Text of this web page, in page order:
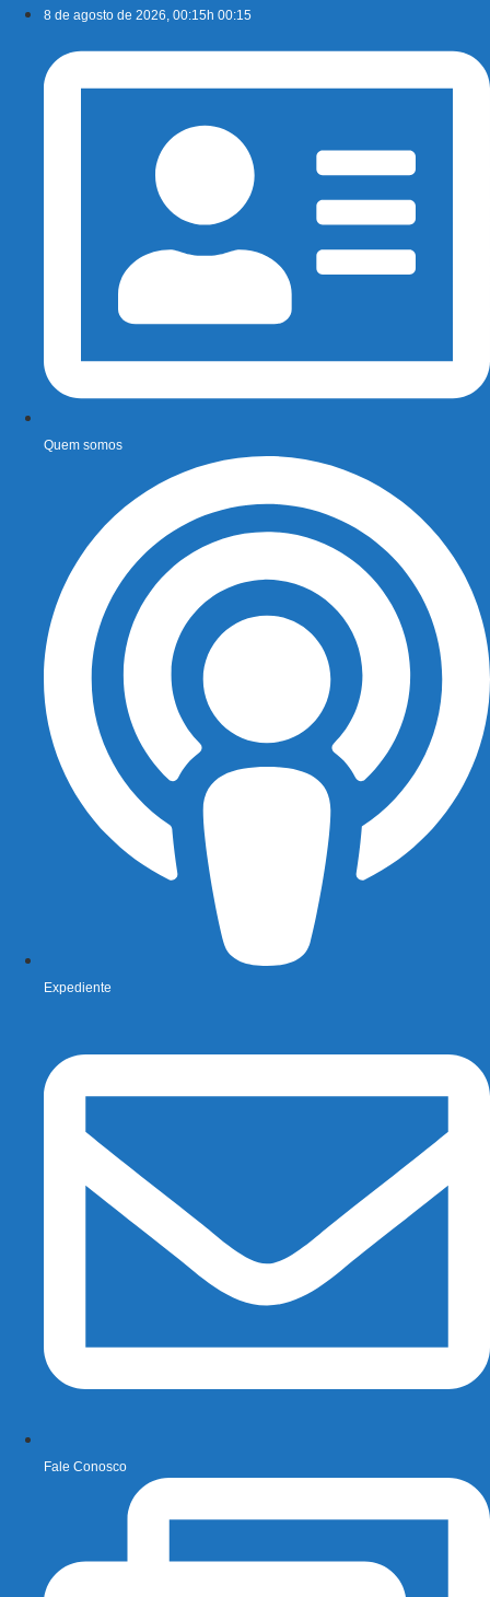
conteúdo
8 de agosto de 2026, 00:15h 00:15
Quem somos
Expediente
Fale Conosco